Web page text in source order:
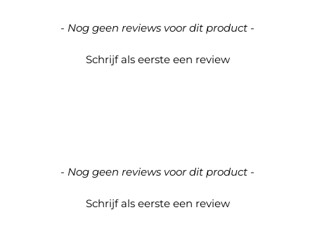
- Nog geen reviews voor dit product -
Schrijf als eerste een review
New content loaded
- Nog geen reviews voor dit product -
Schrijf als eerste een review